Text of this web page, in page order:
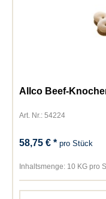
Allco Beef-
Art. Nr.: 54224
58,75 € *pro Stück
Inhaltsmenge: 10 KG pro